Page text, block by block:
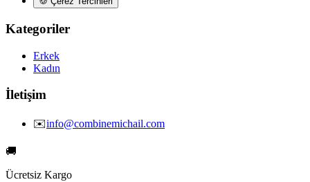
Kategoriler
Erkek
Kadın
İletişim
✉️info@combinemichail.com
🚚
Ücretsiz Kargo